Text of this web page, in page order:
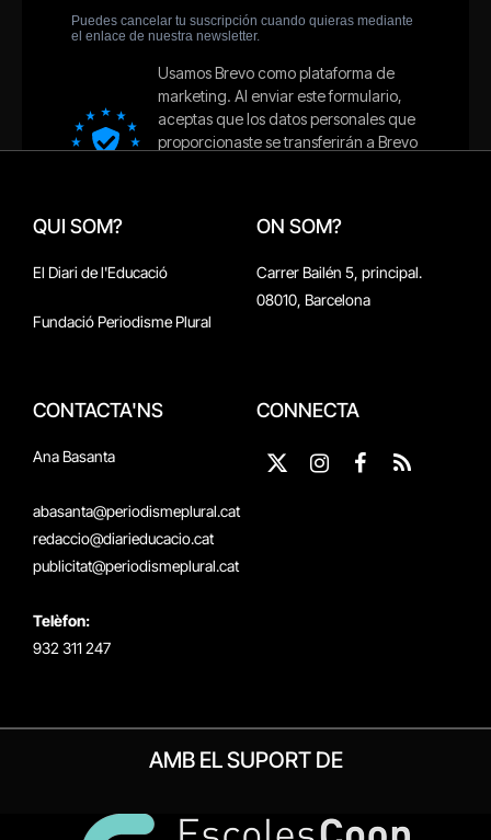
QUI SOM?
El Diari de l'Educació
Fundació Periodisme Plural
ON SOM?
Carrer Bailén 5, principal.
08010, Barcelona
CONTACTA'NS
Ana Basanta
abasanta@periodismeplural.cat
redaccio@diarieducacio.cat
publicitat@periodismeplural.cat
Telèfon:
932 311 247
CONNECTA
X
InstagramFacebook
RSS
AMB EL SUPORT DE